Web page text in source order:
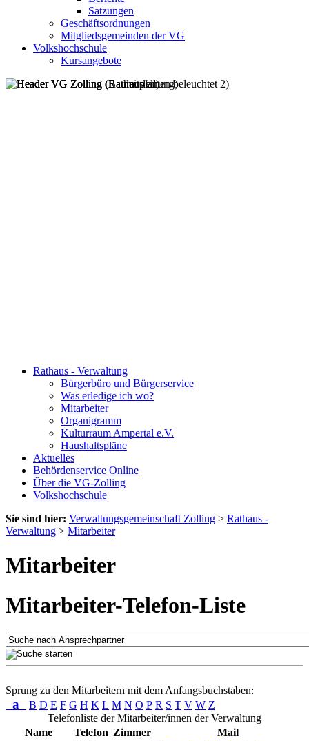
Satzungen
Geschäftsordnungen
Mitgliedsgemeinden der VG
Volkshochschule
Kursangebote
Rathaus - Verwaltung
Bürgerbüro und Bürgerservice
Was erledige ich wo?
Mitarbeiter
Organigramm
Kulturraum Ampertal e.V.
Haushaltspläne
Aktuelles
Behördenservice Online
Über die VG-Zolling
Volkshochschule
Sie sind hier: Verwaltungsgemeinschaft Zolling > Rathaus -
Verwaltung > Mitarbeiter
Mitarbeiter
Mitarbeiter-Telefon-Liste
Sprung zu den Mitarbeitern mit dem Anfangsbuchstaben:
a B D E F G H K L M N O P R S T V W Z
Telefonliste der Mitarbeiter/innen der Verwaltung
Name
Telefon Zimmer
Mail